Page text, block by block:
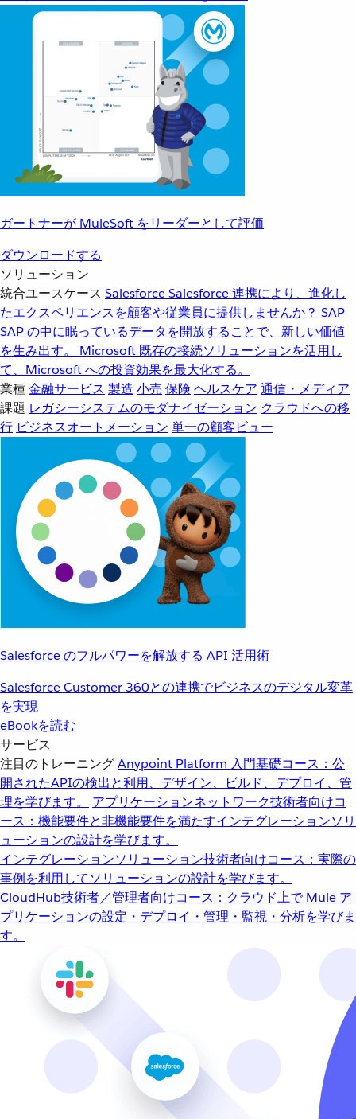
ガートナーが MuleSoft をリーダーとして評価
ダウンロードする
ソリューション
統合ユースケース SalesforceSalesforce 連携により、進化し
たエクスペリエンスを顧客や従業員に提供しませんか？ SAP
SAP の中に眠っているデータを開放することで、新しい価値
を生み出す。
Microsoft 既存の接続ソリューションを活用し
て、Microsoft への投資効果を最大化する。
業種金融サービス 製造 小売 保険 ヘルスケア 通信・メディア
課題 レガシーシステムのモダナイゼーション クラウドへの移
行 ビジネスオートメーション 単一の顧客ビュー
Salesforce のフルパワーを解放する API 活用術
Salesforce Customer 360との連携でビジネスのデジタル変革
を実現
eBookを読む
サービス
注目のトレーニングAnypoint Platform 入門基礎コース：公
開されたAPIの検出と利用、デザイン、ビルド、デプロイ、管
理を学びます。
アプリケーションネットワーク技術者向けコ
ース：機能要件と非機能要件を満たすインテグレーションソリ
ューションの設計を学びます。
インテグレーションソリューション技術者向けコース：実際の
事例を利用してソリューションの設計を学びます。
CloudHub技術者／管理者向けコース：クラウド上で Mule ア
プリケーションの設定・デプロイ・管理・監視・分析を学びま
す。